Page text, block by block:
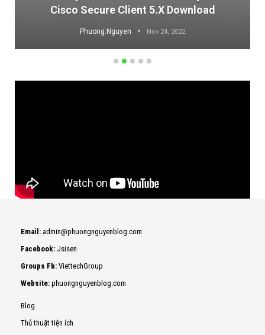
Cisco Secure Client 5.x Download
Phuong.Nguyen Nov 24, 2022
Email: admin@phuongnguyenblog.com
Facebook: Jsisen
Groups Fb: ViettechGroup
Website: phuongnguyenblog.com
Blog
Thủ thuật tiện ích